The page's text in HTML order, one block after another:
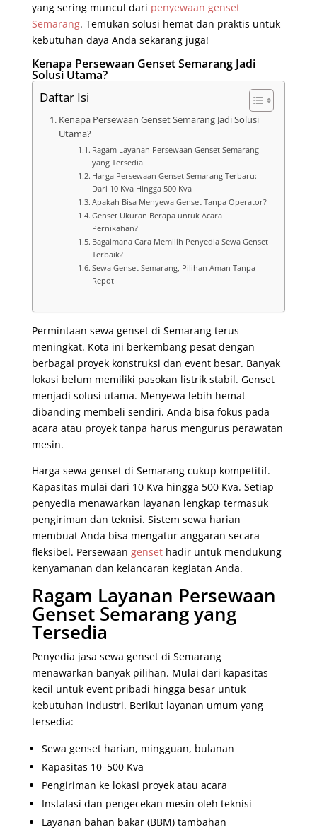
yang sering muncul dari penyewaan genset
Semarang. Temukan solusi hemat dan praktis untuk
kebutuhan daya Anda sekarang juga!
Kenapa Persewaan Genset Semarang Jadi
Solusi Utama?
Daftar Isi
Kenapa Persewaan Genset Semarang Jadi Solusi
Utama?
Ragam Layanan Persewaan Genset Semarang
yang Tersedia
Harga Persewaan Genset Semarang Terbaru:
Dari 10 Kva Hingga 500 Kva
Apakah Bisa Menyewa Genset Tanpa Operator?
Genset Ukuran Berapa untuk Acara
Pernikahan?
Bagaimana Cara Memilih Penyedia Sewa Genset
Terbaik?
Sewa Genset Semarang, Pilihan Aman Tanpa
Repot
Permintaan sewa genset di Semarang terus
meningkat. Kota ini berkembang pesat dengan
berbagai proyek konstruksi dan event besar. Banyak
lokasi belum memiliki pasokan listrik stabil. Genset
menjadi solusi utama. Menyewa lebih hemat
dibanding membeli sendiri. Anda bisa fokus pada
acara atau proyek tanpa harus mengurus perawatan
mesin.
Harga sewa genset di Semarang cukup kompetitif.
Kapasitas mulai dari 10 Kva hingga 500 Kva. Setiap
penyedia menawarkan layanan lengkap termasuk
pengiriman dan teknisi. Sistem sewa harian
membuat Anda bisa mengatur anggaran secara
fleksibel. Persewaan gensethadir untuk mendukung
kenyamanan dan kelancaran kegiatan Anda.
Ragam Layanan Persewaan
Genset Semarang yang
Tersedia
Penyedia jasa sewa genset di Semarang
menawarkan banyak pilihan. Mulai dari kapasitas
kecil untuk event pribadi hingga besar untuk
kebutuhan industri. Berikut layanan umum yang
tersedia:
Sewa genset harian, mingguan, bulanan
Kapasitas 10–500 Kva
Pengiriman ke lokasi proyek atau acara
Instalasi dan pengecekan mesin oleh teknisi
Layanan bahan bakar (BBM) tambahan